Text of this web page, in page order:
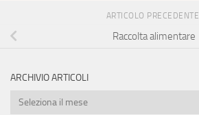
ARTICOLO PRECEDENTE
Raccolta alimentare
ARCHIVIO ARTICOLI
Archivio